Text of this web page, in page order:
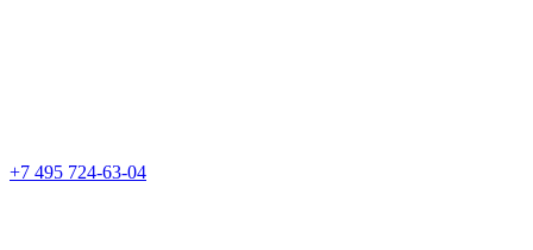
+7 495 724-63-04